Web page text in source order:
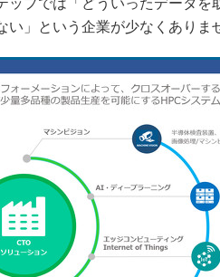
ップでは「どういったデータ
い」という企業が少なくありま